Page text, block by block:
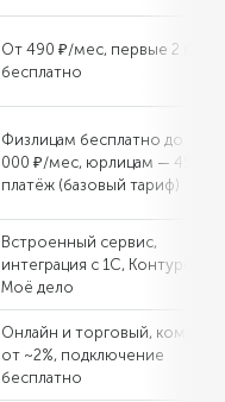
От 490 ₽/мес, первые 2
бесплатно
Физлицам бесплатно до 150
000 ₽/мес, юрлицам — 49 ₽ за
платёж (базовый тариф)
Встроенный сервис,
интеграция с 1С, Контуром,
Моё дело
Онлайн и торговый,
от ~2%, подключение
бесплатно